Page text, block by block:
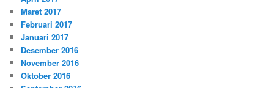
Maret 2017
Februari 2017
Januari 2017
Desember 2016
November 2016
Oktober 2016